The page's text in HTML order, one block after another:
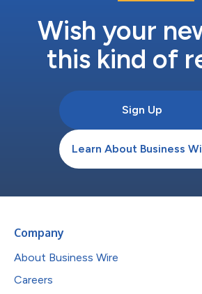
Wish your
this kind of
Sign Up
Learn About Business
Company
About Business Wire
Careers